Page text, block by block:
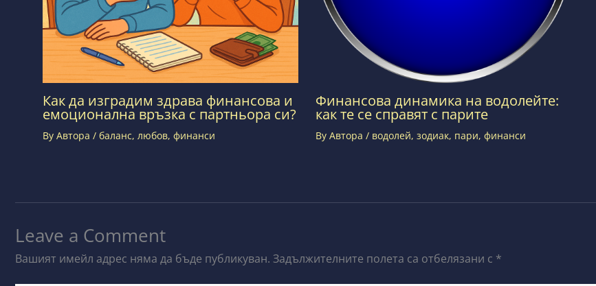
Как да изградим здрава финансова и
емоционална връзка с партньора си?
By Автора / баланс, любов, финанси
Финансова динамика на водолейте:
как те се справят с парите
By Автора / водолей, зодиак, пари, финанси
Leave a Comment
Вашият имейл адрес няма да бъде публикуван. Задължителните полета са отбелязани с *